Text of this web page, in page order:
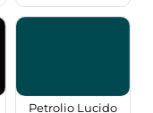
Petrolio Lucido